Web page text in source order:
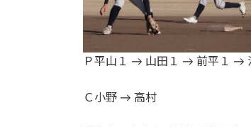
Ｐ平山１ → 山田１ → 前平１ →
Ｃ小野 → 高村